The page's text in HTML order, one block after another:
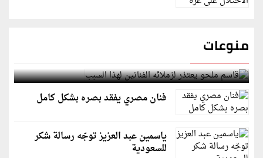
منوعات
قاسم ملحو يعتذر لزملائه الفنانين لهذا السبب
فنان مصري يفقد بصره بشكل كامل
ياسمين عبد العزيز توجّه رسالة شكر
للسعودية